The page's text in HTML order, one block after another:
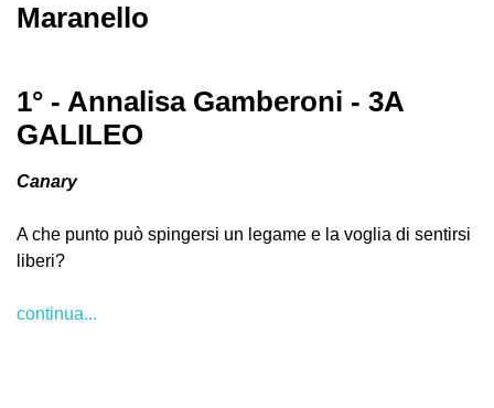
Maranello
1° - Annalisa Gamberoni - 3A
GALILEO
Canary
A che punto può spingersi un legame e la voglia di sentirsi
liberi?
continua...